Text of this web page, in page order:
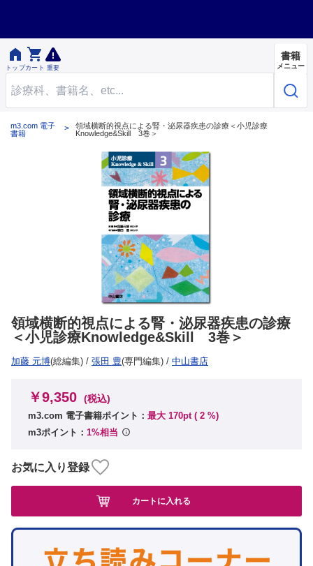

トップ

カート 重要
書籍
メニュー
m3.com 電子
書籍
領域横断的視点による腎・泌尿器疾患の診療＜小児診療
Knowledge&Skill 3巻＞
領域横断的視点による腎・泌尿器疾患の診療
＜小児診療Knowledge&Skill 3巻＞
加藤 元博(総編集) / 張田 豊(専門編集) / 中山書店
￥9,350 (税込)
m3.com 電子書籍ポイント： 最大 170pt ( 2 %)
m3ポイント： 1%相当
お気に入り登録
カートに入れる